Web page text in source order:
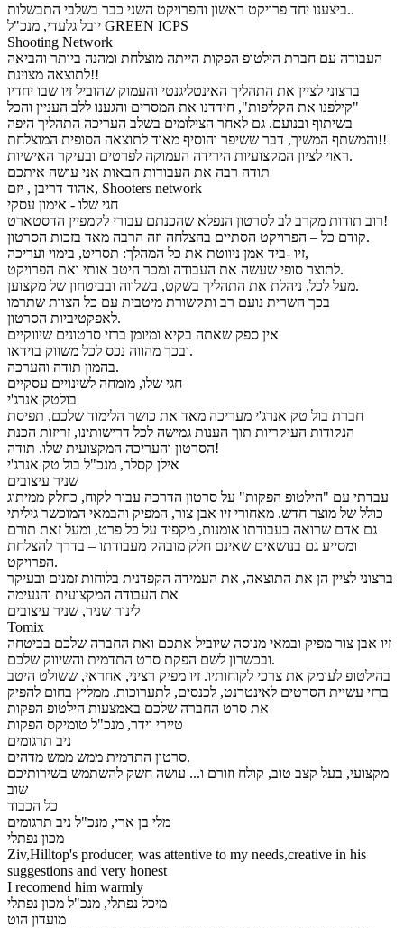
ביצענו יחד פרויקט ראשון והפרויקט השני כבר בשלבי התבשלות..
יובל גלעדי, מנכ"ל GREEN ICPS
Shooting Network
העבודה עם חברת הילטופ הפקות הייתה מוצלחת ומהנה ביותר והביאה
לתוצאה מצוינת!!
ברצוני לציין את התהליך האינטליגנטי והעמוק שהוביל זיו שבו יחדיו
"קילפנו את הקליפות", חידדנו את המסרים והגענו ללב העניין והכל
בשיתוף ובנועם. גם לאחר הצילומים בשלב העריכה התהליך היפה
והמשתף המשיך, דבר ששיפר והוסיף מאוד לתוצאה הסופית המוצלחת!!
ראוי לציון המקצועיות הירידה העמוקה לפרטים ובעיקר האישיות.
תודה רבה את העבודות הבאות אני עושה איתכם
אהוד דריבן , יזם, Shooters network
חגי שלו - אימון עסקי
רוב תודות מקרב לב לסרטון הנפלא שהכנתם עבורי לקמפיין הדסטארט!
קודם כל – הפרויקט הסתיים בהצלחה וזה הרבה מאד בזכות הסרטון.
זיו -ביד אמן ניווטת את כל המהלך: תסריט, בימוי ועריכה,
לתוצר סופי שעשה את העבודה ומכר היטב אותי ואת הפרויקט.
מעל לכל, ניהלת את התהליך בשקט, בשלווה ובביטחון של מקצוען.
בכך השרית נועם רב ותקשורת מיטבית עם כל הצוות שתרמו
לאפקטיביות הסרטון.
אין ספק שאתה בקיא ומיומן ברזי סרטונים שיווקיים
ובכך מהווה נכס לכל משווק בוידאו.
בהמון תודה והערכה.
חגי שלו, מומחה לשינויים עסקיים
בולטק אנרג'י
חברת בול טק אנרג'י מעריכה מאד את כושר הלימוד שלכם, תפיסת
הנקודות העיקריות תוך הענות גמישה לכל דרישותינו, זריזות הכנת
הסרטון והעריכה המקצועית שלו. תודה!
אילן קסלר, מנכ"ל בול טק אנרג'י
שניר עיצובים
עבדתי עם "הילטופ הפקות" על סרטון הדרכה עבור לקוח, כחלק ממיתוג
כולל של מוצר חדש. מאחורי זיו אבן צור, המפיק והבמאי המוכשר גיליתי
גם אדם שרואה בעבודתו אומנות, מקפיד על כל פרט, ומעל זאת תורם
ומסייע גם בנושאים שאינם חלק מובהק מעבודתו – בדרך להצלחת
הפרויקט.
ברצוני לציין הן את התוצאה, את העמידה הקפדנית בלוחות זמנים ובעיקר
את העבודה המקצועית והנעימה
לינור שניר, שניר עיצובים
Tomix
זיו אבן צור מפיק ובמאי מנוסה שיוביל אתכם ואת החברה שלכם בביטחה
ובכשרון לשם הפקת סרט התדמית והשיווק שלכם.
בהילטופ לעומק את צרכי לקוחותיו. זיו מפיק רציני, אחראי, ששולט היטב
ברזי עשיית הסרטים לאינטרנט, לכנסים, לתערוכות. ממליץ בחום להפיק
את סרט החברה שלכם באמצעות הילטופ הפקות
טיירי וידר, מנכ"ל טומיקס הפקות
ניב תרגומים
סרטון התדמית ממש ממש מדהים.
מקצועי, בעל קצב טוב, קולח וזורם ו... עושה חשק להשתמש בשירותיכם
שוב
כל הכבוד
מלי בן ארי, מנכ"ל ניב תרגומים
מכון נפתלי
Ziv,Hilltop's producer, was attentive to my needs,creative in his
suggestions and very honest
I recomend him warmly
מיכל נפתלי, מנכ"ל מכון נפתלי
מועדון הוט